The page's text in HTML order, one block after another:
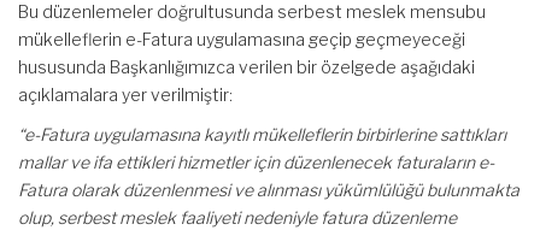
Bu düzenlemeler doğrultusunda serbest meslek mensubu
mükelleflerin e-Fatura uygulamasına geçip geçmeyeceği
hususunda Başkanlığımızca verilen bir özelgede aşağıdaki
açıklamalara yer verilmiştir:
“e-Fatura uygulamasına kayıtlı mükelleflerin birbirlerine sattıkları
mallar ve ifa ettikleri hizmetler için düzenlenecek faturaların e-
Fatura olarak düzenlenmesi ve alınması yükümlülüğü bulunmakta
olup, serbest meslek faaliyeti nedeniyle fatura düzenleme